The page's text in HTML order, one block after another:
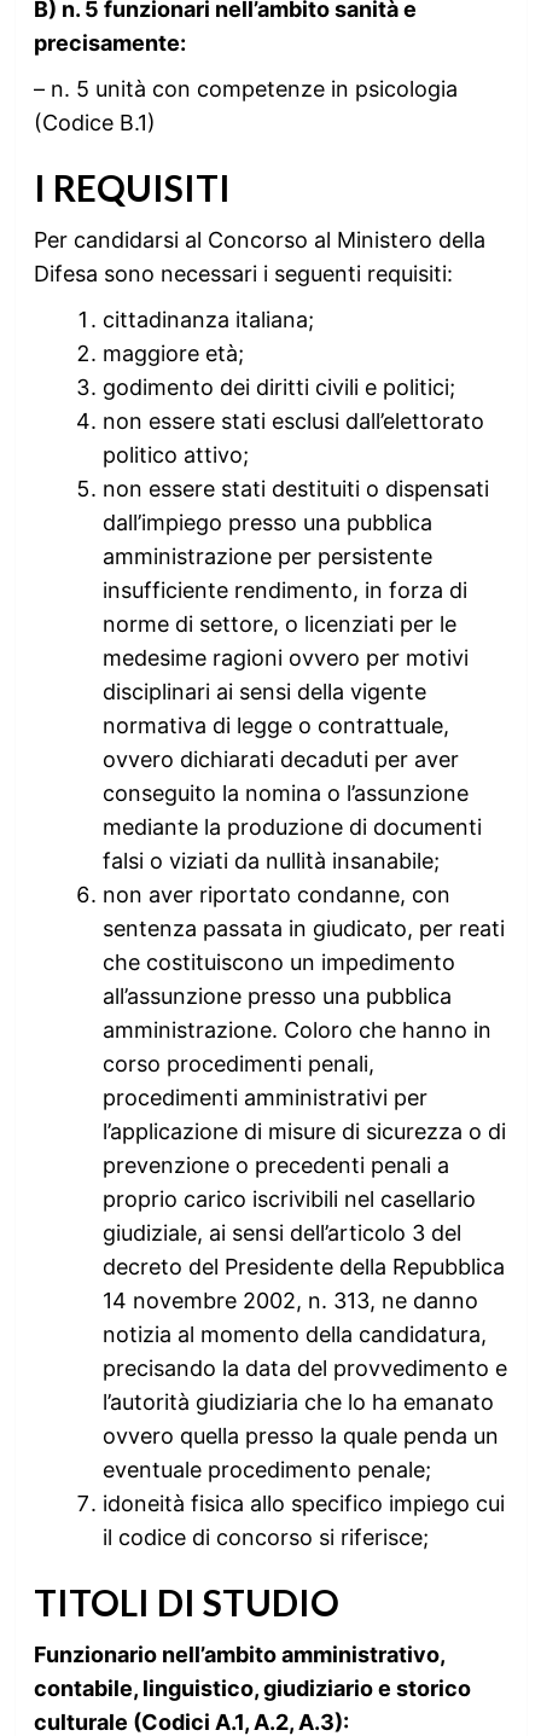
B) n. 5 funzionari nell’ambito sanità e
precisamente:
– n. 5 unità con competenze in psicologia
(Codice B.1)
I REQUISITI
Per candidarsi al Concorso al Ministero della
Difesa sono necessari i seguenti requisiti:
cittadinanza italiana;
maggiore età;
godimento dei diritti civili e politici;
non essere stati esclusi dall’elettorato
politico attivo;
non essere stati destituiti o dispensati
dall’impiego presso una pubblica
amministrazione per persistente
insufficiente rendimento, in forza di
norme di settore, o licenziati per le
medesime ragioni ovvero per motivi
disciplinari ai sensi della vigente
normativa di legge o contrattuale,
ovvero dichiarati decaduti per aver
conseguito la nomina o l’assunzione
mediante la produzione di documenti
falsi o viziati da nullità insanabile;
non aver riportato condanne, con
sentenza passata in giudicato, per reati
che costituiscono un impedimento
all’assunzione presso una pubblica
amministrazione. Coloro che hanno in
corso procedimenti penali,
procedimenti amministrativi per
l’applicazione di misure di sicurezza o di
prevenzione o precedenti penali a
proprio carico iscrivibili nel casellario
giudiziale, ai sensi dell’articolo 3 del
decreto del Presidente della Repubblica
14 novembre 2002, n. 313, ne danno
notizia al momento della candidatura,
precisando la data del provvedimento e
l’autorità giudiziaria che lo ha emanato
ovvero quella presso la quale penda un
eventuale procedimento penale;
idoneità fisica allo specifico impiego cui
il codice di concorso si riferisce;
TITOLI DI STUDIO
Funzionario nell’ambito amministrativo,
contabile, linguistico, giudiziario e storico
culturale (Codici A.1, A.2, A.3):